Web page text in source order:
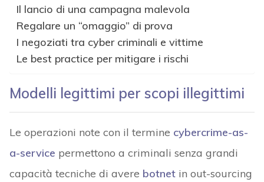
Il lancio di una campagna malevola
Regalare un “omaggio” di prova
I negoziati tra cyber criminali e vittime
Le best practice per mitigare i rischi
Modelli legittimi per scopi illegittimi
Le operazioni note con il termine cybercrime-as-
a-service permettono a criminali senza grandi
capacità tecniche di avere botnetin out-sourcing